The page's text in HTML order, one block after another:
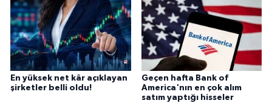
En yüksek net kâr açıklayan
şirketler belli oldu!
Geçen hafta Bank of
America'nın en çok alım
satım yaptığı hisseler